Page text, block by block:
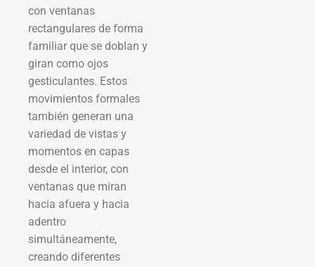
con ventanas
rectangulares de forma
familiar que se doblan y
giran como ojos
gesticulantes. Estos
movimientos formales
también generan una
variedad de vistas y
momentos en capas
desde el interior, con
ventanas que miran
hacia afuera y hacia
adentro
simultáneamente,
creando diferentes